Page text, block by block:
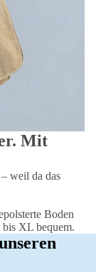
Mit
weil da das
Boden
XL bequem.